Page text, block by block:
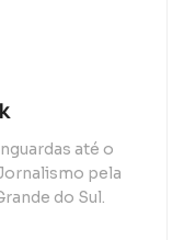
até o
pela
do Sul.